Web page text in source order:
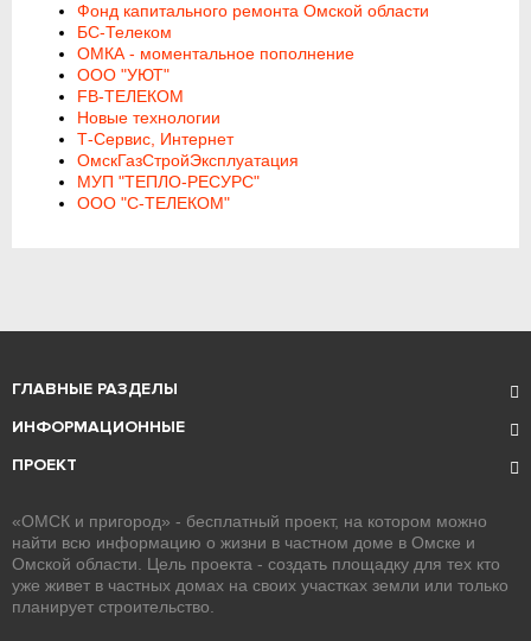
Фонд капитального ремонта Омской области
БС-Телеком
ОМКА - моментальное пополнение
ООО "УЮТ"
FB-ТЕЛЕКОМ
Новые технологии
Т-Сервис, Интернет
ОмскГазСтройЭксплуатация
МУП "ТЕПЛО-РЕСУРС"
ООО "С-ТЕЛЕКОМ"
ГЛАВНЫЕ РАЗДЕЛЫ
ИНФОРМАЦИОННЫЕ
ПРОЕКТ
«ОМСК и пригород» - бесплатный проект, на котором можно
найти всю информацию о жизни в частном доме в Омске и
Омской области. Цель проекта - создать площадку для тех кто
уже живет в частных домах на своих участках земли или только
планирует строительство.